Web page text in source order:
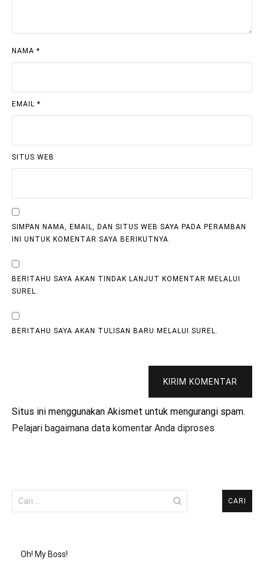
NAMA *
EMAIL *
SITUS WEB
SIMPAN NAMA, EMAIL, DAN SITUS WEB SAYA PADA PERAMBAN
INI UNTUK KOMENTAR SAYA BERIKUTNYA.
BERITAHU SAYA AKAN TINDAK LANJUT KOMENTAR MELALUI
SUREL.
BERITAHU SAYA AKAN TULISAN BARU MELALUI SUREL.
KIRIM KOMENTAR
Situs ini menggunakan Akismet untuk mengurangi spam.
Pelajari bagaimana data komentar Anda diproses
Cari
untuk:
Oh! My Boss!